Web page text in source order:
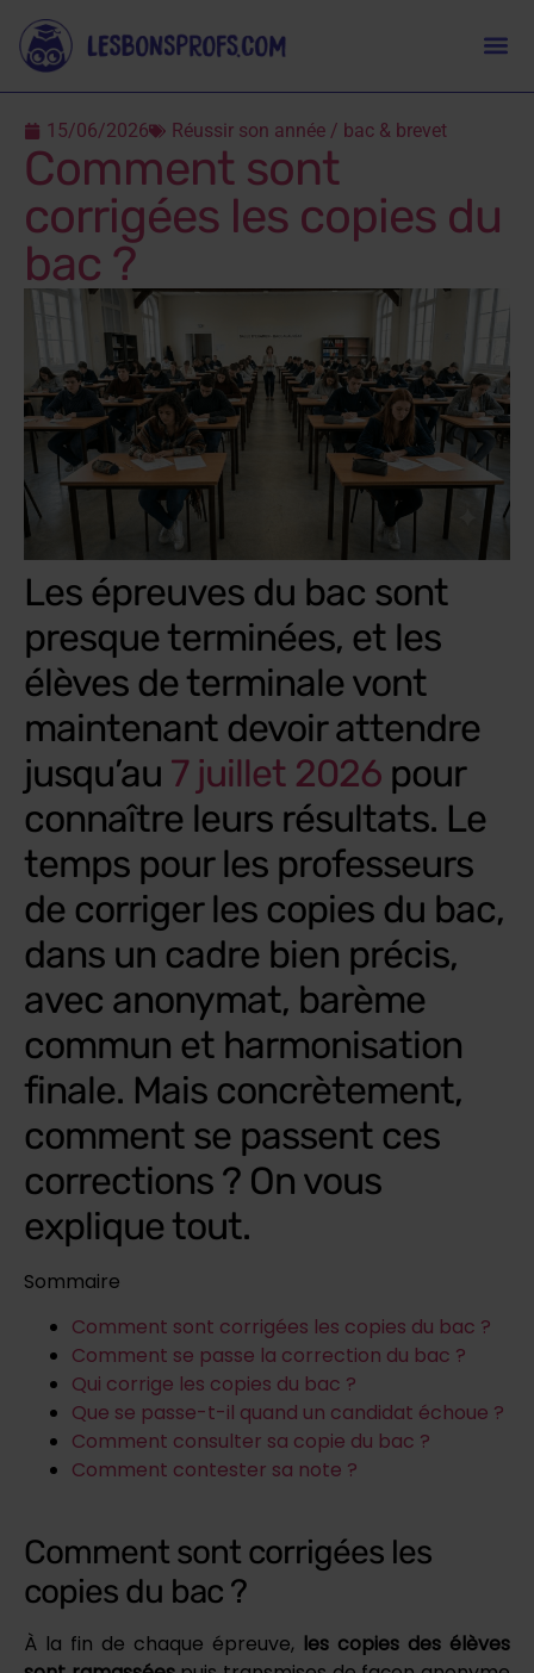
15/06/2026 Réussir son année / bac & brevet
Comment sont
corrigées les copies du
bac ?
Les épreuves du bac sont
presque terminées, et les
élèves de terminale vont
maintenant devoir attendre
jusqu’au 7 juillet 2026 pour
connaître leurs résultats. Le
temps pour les professeurs
de corriger les copies du bac,
dans un cadre bien précis,
avec anonymat, barème
commun et harmonisation
finale. Mais concrètement,
comment se passent ces
corrections ? On vous
explique tout.
Sommaire
Comment sont corrigées les copies du bac ?
Comment se passe la correction du bac ?
Qui corrige les copies du bac ?
Que se passe-t-il quand un candidat échoue ?
Comment consulter sa copie du bac ?
Comment contester sa note ?
Comment sont corrigées les
copies du bac ?
À la fin de chaque épreuve, les copies des élèves